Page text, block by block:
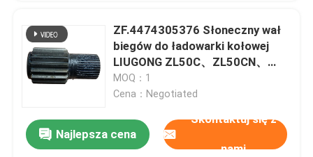
Produkty
O nas
ZF.4474305376 Słoneczny wał
biegów do ładowarki kołowej
LIUGONG ZL50C、ZL50CN、
850H、855、855N、856、856H
LW500F、LW500K LG953、
MOQ：1
Cena：Negotiated
Najlepsza cena
Skontaktuj się z
nami